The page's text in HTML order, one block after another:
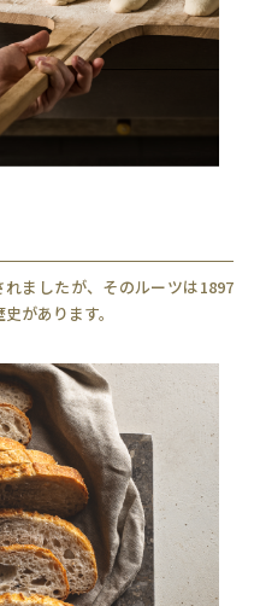
ましたが、そのルーツは1897
があります。